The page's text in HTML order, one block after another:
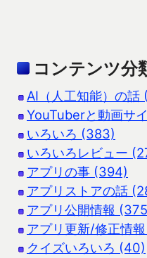
コンテンツ分
AI（人工知能）の話
YouTuberと動画サ
いろいろ (383)
いろいろレビュー
アプリの事 (394)
アプリストアの話
アプリ公開情報
アプリ更新/修正情
クイズいろいろ (40)